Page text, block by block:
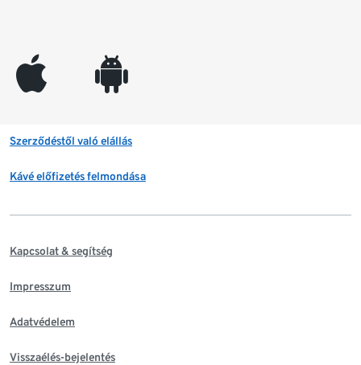
appleinc android
Szerződéstől való elállás
Kávé előfizetés felmondása
Kapcsolat & segítség
Impresszum
Adatvédelem
Visszaélés-bejelentés